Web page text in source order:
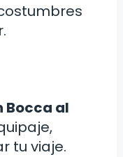
Bocca al
tu viaje.